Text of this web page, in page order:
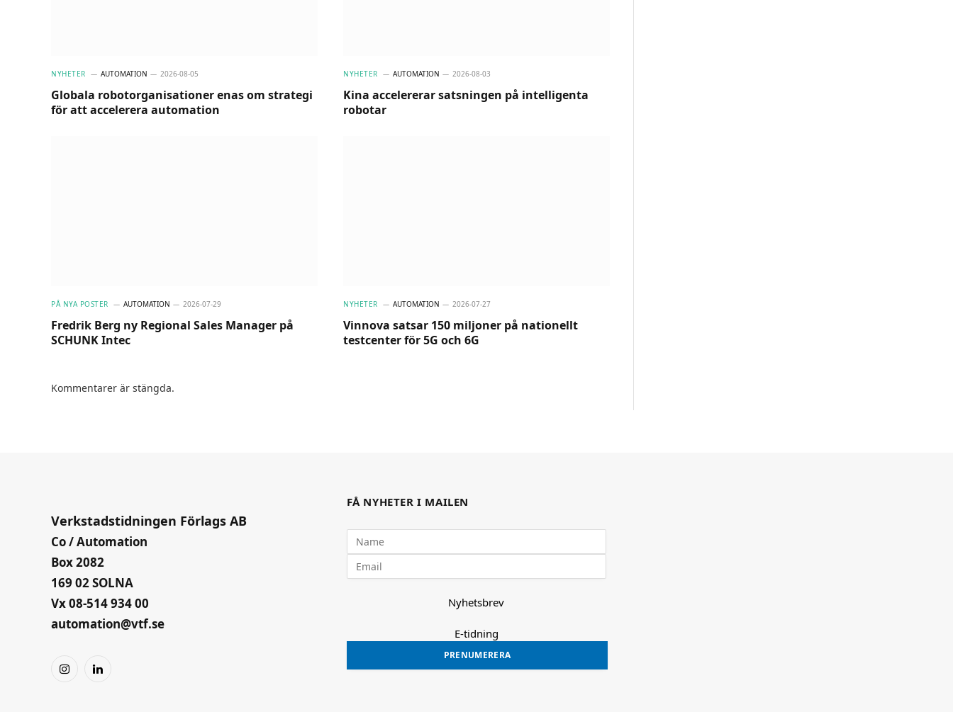
NYHETER AUTOMATION 2026-08-05
Globala robotorganisationer enas om strategi
för att accelerera automation
NYHETER AUTOMATION 2026-08-03
Kina accelererar satsningen på intelligenta
robotar
PÅ NYA POSTER AUTOMATION 2026-07-29
Fredrik Berg ny Regional Sales Manager på
SCHUNK Intec
NYHETER AUTOMATION 2026-07-27
Vinnova satsar 150 miljoner på nationellt
testcenter för 5G och 6G
Kommentarer är stängda.
Verkstadstidningen Förlags AB
Co / Automation
Box 2082
169 02 SOLNA
Vx 08-514 934 00
automation@vtf.se
InstagramLinkedIn
FÅ NYHETER I MAILEN
Nyhetsbrev
E-tidning
PRENUMERERA